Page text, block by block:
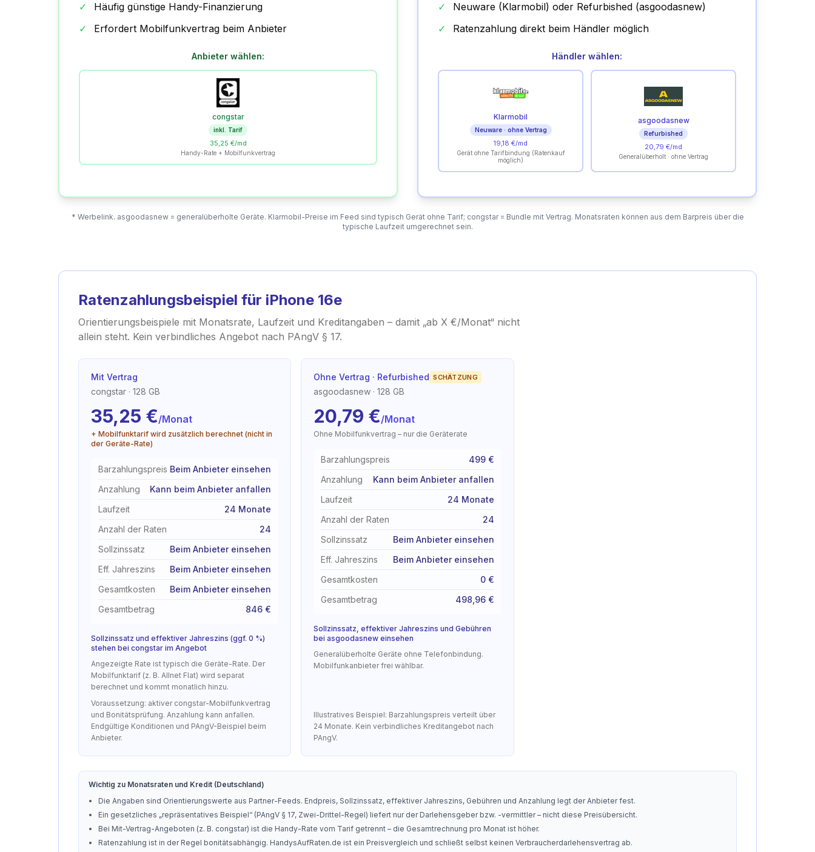
✓
Häufig günstige Handy-Finanzierung
✓
Erfordert Mobilfunkvertrag beim Anbieter
Anbieter wählen:
congstar
inkl. Tarif
35,25 €/md
Handy-Rate + Mobilfunkvertrag
✓
Neuware (Klarmobil) oder Refurbished (asgoodasnew)
✓
Ratenzahlung direkt beim Händler möglich
Händler wählen:
Klarmobil
Neuware · ohne Vertrag
19,18 €/md
Gerät ohne Tarifbindung (Ratenkauf
möglich)
asgoodasnew
Refurbished
20,79 €/md
Generalüberholt · ohne Vertrag
* Werbelink. asgoodasnew = generalüberholte Geräte. Klarmobil-Preise im Feed sind typisch Gerät ohne Tarif; congstar = Bundle mit Vertrag. Monatsraten können aus dem Barpreis über die
typische Laufzeit umgerechnet sein.
Ratenzahlungsbeispiel für iPhone 16e
Orientierungsbeispiele mit Monatsrate, Laufzeit und Kreditangaben – damit „ab X €/Monat“ nicht
allein steht. Kein verbindliches Angebot nach PAngV § 17.
Mit Vertrag
congstar · 128 GB
35,25 €/Monat
+ Mobilfunktarif wird zusätzlich berechnet (nicht in
der Geräte-Rate)
Barzahlungspreis Beim Anbieter einsehen
Anzahlung
Kann beim Anbieter anfallen
Laufzeit
24 Monate
Anzahl der Raten
24
Sollzinssatz
Beim Anbieter einsehen
Eff. Jahreszins
Beim Anbieter einsehen
Gesamtkosten
Beim Anbieter einsehen
Gesamtbetrag
846 €
Sollzinssatz und effektiver Jahreszins (ggf. 0 %)
stehen bei congstar im Angebot
Angezeigte Rate ist typisch die Geräte-Rate. Der
Mobilfunktarif (z. B. Allnet Flat) wird separat
berechnet und kommt monatlich hinzu.
Voraussetzung: aktiver congstar-Mobilfunkvertrag
und Bonitätsprüfung. Anzahlung kann anfallen.
Endgültige Konditionen und PAngV-Beispiel beim
Anbieter.
Ohne Vertrag · Refurbished SCHÄTZUNG
asgoodasnew · 128 GB
20,79 €/Monat
Ohne Mobilfunkvertrag – nur die Geräterate
Barzahlungspreis
499 €
Anzahlung
Kann beim Anbieter anfallen
Laufzeit
24 Monate
Anzahl der Raten
24
Sollzinssatz
Beim Anbieter einsehen
Eff. Jahreszins
Beim Anbieter einsehen
Gesamtkosten
0 €
Gesamtbetrag
498,96 €
Sollzinssatz, effektiver Jahreszins und Gebühren
bei asgoodasnew einsehen
Generalüberholte Geräte ohne Telefonbindung.
Mobilfunkanbieter frei wählbar.
Illustratives Beispiel: Barzahlungspreis verteilt über
24 Monate. Kein verbindliches Kreditangebot nach
PAngV.
Wichtig zu Monatsraten und Kredit (Deutschland)
Die Angaben sind Orientierungswerte aus Partner-Feeds. Endpreis, Sollzinssatz, effektiver Jahreszins, Gebühren und Anzahlung legt der Anbieter fest.
Ein gesetzliches „repräsentatives Beispiel“ (PAngV § 17, Zwei-Drittel-Regel) liefert nur der Darlehensgeber bzw. -vermittler – nicht diese Preisübersicht.
Bei Mit-Vertrag-Angeboten (z. B. congstar) ist die Handy-Rate vom Tarif getrennt – die Gesamtrechnung pro Monat ist höher.
Ratenzahlung ist in der Regel bonitätsabhängig. HandysAufRaten.de ist ein Preisvergleich und schließt selbst keinen Verbraucherdarlehensvertrag ab.